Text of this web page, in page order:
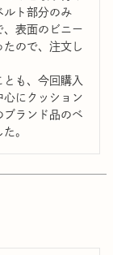
ルト部分のみ
、表面のビニー
ので、注文し
も、今回購入
心にクッション
ブランド品のベ
。